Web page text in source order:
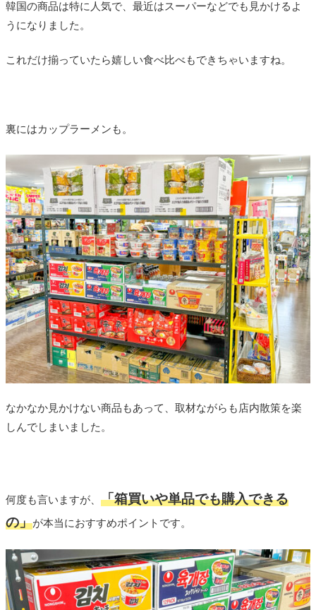
韓国の商品は特に人気で、最近はスーパーなどでも見かけるよ
うになりました。
これだけ揃っていたら嬉しい食べ比べもできちゃいますね。
裏にはカップラーメンも。
なかなか見かけない商品もあって、取材ながらも店内散策を楽
しんでしまいました。
何度も言いますが、 「箱買いや単品でも購入できる
の」が本当におすすめポイントです。